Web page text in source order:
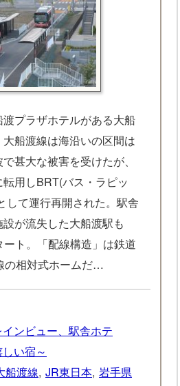
プラザホテルがある大船
船渡線は海沿いの区間は
甚大な被害を受けたが、
用しBRT(バス・ラピッ
して運行再開された。駅舎
が流失した大船渡駅も
ト。「配線構造」は鉄道
の相対式ホームだ…
ンビュー、駅舎ホテ
い宿～
船渡線, JR東日本, 岩手県